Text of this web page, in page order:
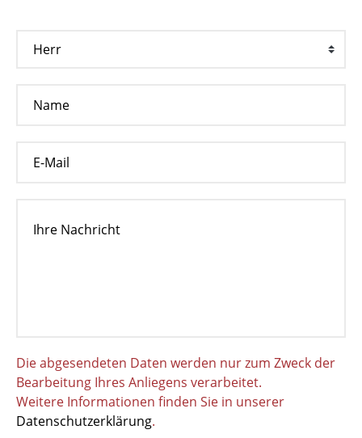
Die abgesendeten Daten werden nur zum Zweck der
Bearbeitung Ihres Anliegens verarbeitet.
Weitere Informationen finden Sie in unserer
Datenschutzerklärung.